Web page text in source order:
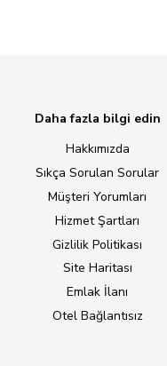
Daha fazla bilgi edin
Hakkımızda
Sıkça Sorulan Sorular
Müşteri Yorumları
Hizmet Şartları
Gizlilik Politikası
Site Haritası
Emlak İlanı
Otel Bağlantısız